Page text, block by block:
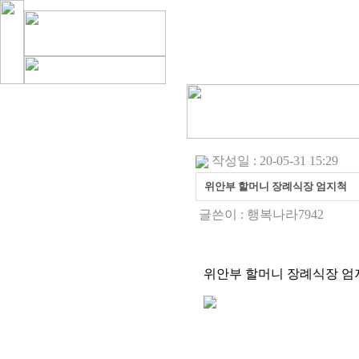
작성일 : 20-05-31 15:29
위안부 할머니 장례식장 엄지척
글쓴이 : 행복나라7942
위안부 할머니 장례식장 엄